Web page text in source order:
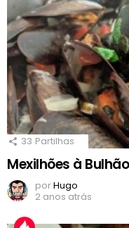
33 Partilhas
Mexilhões à
porHugo
2 anos atrás